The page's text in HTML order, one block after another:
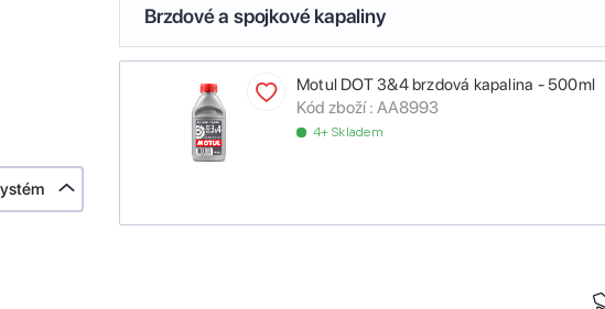
Brzdové a spojkové kapaliny
Motul DOT 3&4 brzdová kapalina - 500ml
Kód zboží : AA8993
4+ Skladem